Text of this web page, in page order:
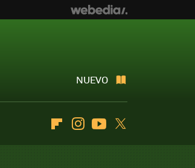
NUEVO
FlipboardInstagramYoutube